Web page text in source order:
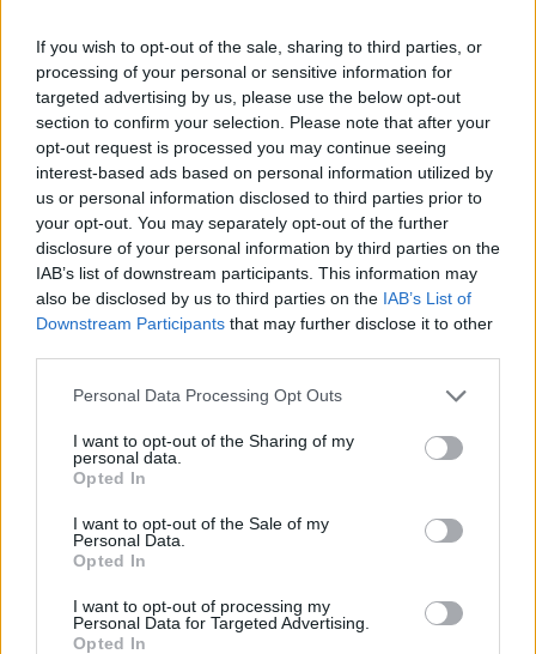
If you wish to opt-out of the sale, sharing to third parties, or
processing of your personal or sensitive information for
targeted advertising by us, please use the below opt-out
section to confirm your selection. Please note that after your
opt-out request is processed you may continue seeing
interest-based ads based on personal information utilized by
us or personal information disclosed to third parties prior to
your opt-out. You may separately opt-out of the further
disclosure of your personal information by third parties on the
IAB’s list of downstream participants. This information may
also be disclosed by us to third parties on the IAB’s List of
Downstream Participants that may further disclose it to other
Personal Data Processing Opt Outs
I want to opt-out of the Sharing of my
personal data.
Opted In
I want to opt-out of the Sale of my
Personal Data.
Opted In
I want to opt-out of processing my
Personal Data for Targeted Advertising.
Opted In
Minka 11. rész
T. szereti a fiatal lányokat 14. rész
Pedig szóltam… – Miért nem hiszünk a
nőknek, amikor segítséget kérnek?
13. rész